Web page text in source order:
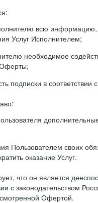
всю
Услуг Исполнителем;
необходимое
подписки в
Пользователем своих
оказание Услуг.
что он является
с законодательством
Офертой.